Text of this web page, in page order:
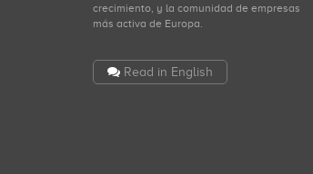
crecimiento, y la comunidad de empresas
más activa de Europa.
Read in English